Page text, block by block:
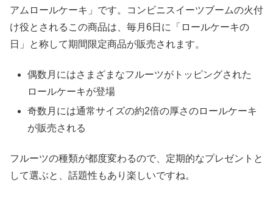
アムロールケーキ」です。コンビニスイーツブームの火付
け役とされるこの商品は、毎月6日に「ロールケーキの
日」と称して期間限定商品が販売されます。
偶数月にはさまざまなフルーツがトッピングされた
ロールケーキが登場
奇数月には通常サイズの約2倍の厚さのロールケーキ
が販売される
フルーツの種類が都度変わるので、定期的なプレゼントと
して選ぶと、話題性もあり楽しいですね。